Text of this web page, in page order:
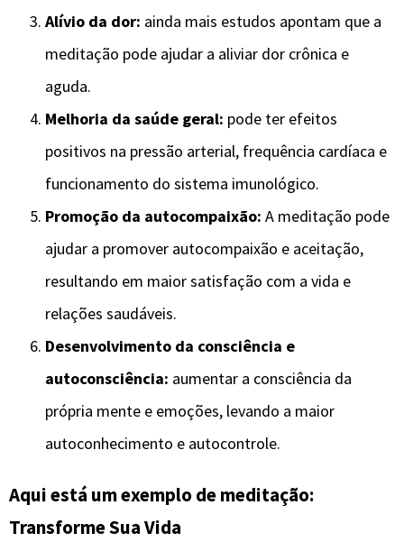
Alívio da dor: ainda mais estudos apontam que a
meditação pode ajudar a aliviar dor crônica e
aguda.
Melhoria da saúde geral: pode ter efeitos
positivos na pressão arterial, frequência cardíaca e
funcionamento do sistema imunológico.
Promoção da autocompaixão: A meditação pode
ajudar a promover autocompaixão e aceitação,
resultando em maior satisfação com a vida e
relações saudáveis.
Desenvolvimento da consciência e
autoconsciência: aumentar a consciência da
própria mente e emoções, levando a maior
autoconhecimento e autocontrole.
Aqui está um exemplo de meditação:
Transforme Sua Vida